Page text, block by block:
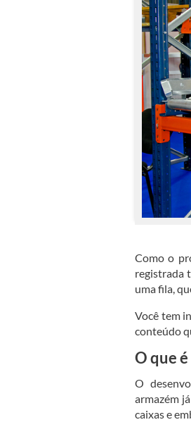
Como o
registrada
uma fila,
Você tem
conteúdo
O que
O
armazém
caixas e